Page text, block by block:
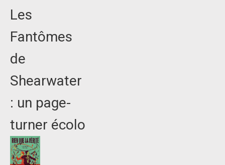
Les
Fantômes
de
Shearwater
: un page-
turner écolo